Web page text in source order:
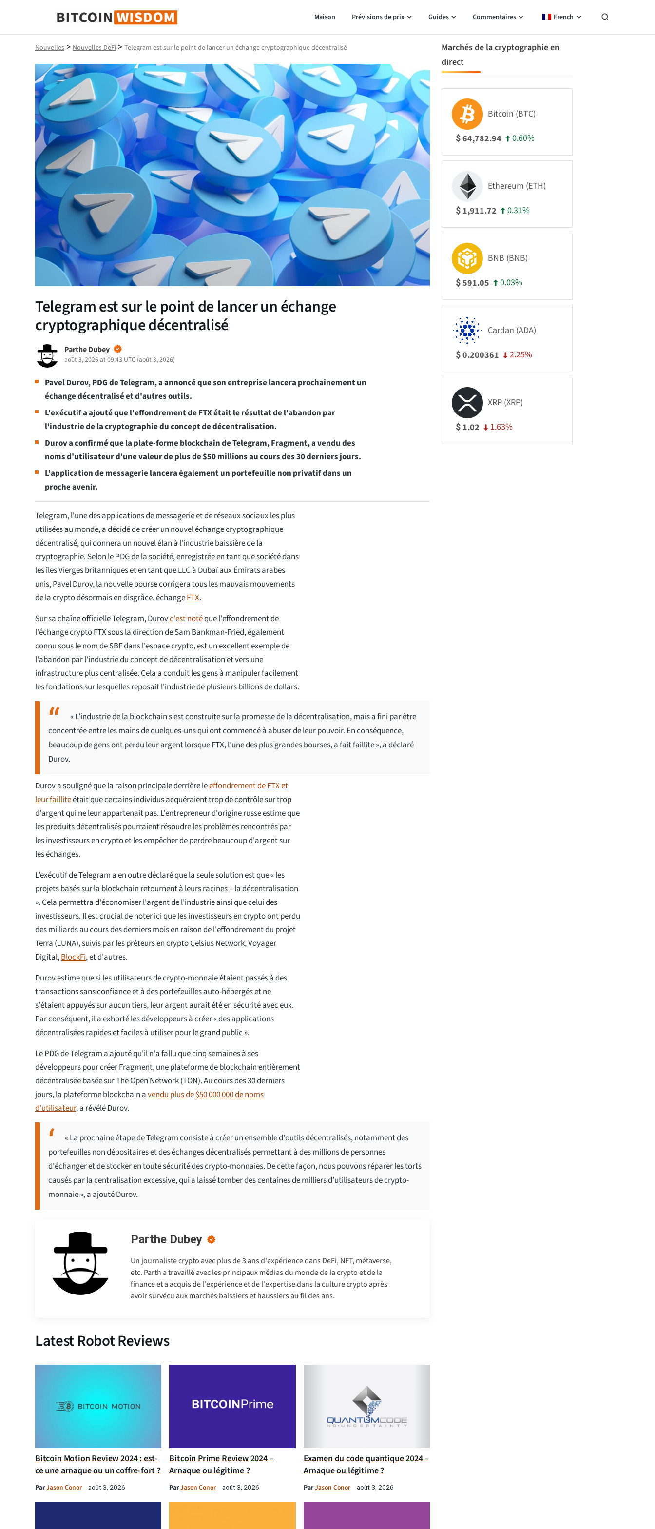
Bitcoin Sagesse
Maison Prévisions de prix Guides Commentaires French
Nouvelles > Nouvelles DeFi > Telegram est sur le point de lancer un échange cryptographique décentralisé
Telegram est sur le point de lancer un échange
cryptographique décentralisé
Parthe Dubey
août 3, 2026 at 09:43 UTC (août 3, 2026)
Pavel Durov, PDG de Telegram, a annoncé que son entreprise lancera prochainement un
échange décentralisé et d'autres outils.
L'exécutif a ajouté que l'effondrement de FTX était le résultat de l'abandon par
l'industrie de la cryptographie du concept de décentralisation.
Durov a confirmé que la plate-forme blockchain de Telegram, Fragment, a vendu des
noms d'utilisateur d'une valeur de plus de $50 millions au cours des 30 derniers jours.
L'application de messagerie lancera également un portefeuille non privatif dans un
proche avenir.
Telegram, l'une des applications de messagerie et de réseaux sociaux les plus
utilisées au monde, a décidé de créer un nouvel échange cryptographique
décentralisé, qui donnera un nouvel élan à l'industrie baissière de la
cryptographie. Selon le PDG de la société, enregistrée en tant que société dans
les îles Vierges britanniques et en tant que LLC à Dubaï aux Émirats arabes
unis, Pavel Durov, la nouvelle bourse corrigera tous les mauvais mouvements
de la crypto désormais en disgrâce. échangeFTX.
Sur sa chaîne officielle Telegram, Durovc'est notéque l'effondrement de
l'échange crypto FTX sous la direction de Sam Bankman-Fried, également
connu sous le nom de SBF dans l'espace crypto, est un excellent exemple de
l'abandon par l'industrie du concept de décentralisation et vers une
infrastructure plus centralisée. Cela a conduit les gens à manipuler facilement
les fondations sur lesquelles reposait l'industrie de plusieurs billions de dollars.
« L’industrie de la blockchain s’est construite sur la promesse de la décentralisation, mais a fini par être
concentrée entre les mains de quelques-uns qui ont commencé à abuser de leur pouvoir. En conséquence,
beaucoup de gens ont perdu leur argent lorsque FTX, l’une des plus grandes bourses, a fait faillite », a déclaré
Durov.
Durov a souligné que la raison principale derrière leeffondrement de FTX et
leur failliteétait que certains individus acquéraient trop de contrôle sur trop
d'argent qui ne leur appartenait pas. L'entrepreneur d'origine russe estime que
les produits décentralisés pourraient résoudre les problèmes rencontrés par
les investisseurs en crypto et les empêcher de perdre beaucoup d'argent sur
les échanges.
L’exécutif de Telegram a en outre déclaré que la seule solution est que « les
projets basés sur la blockchain retournent à leurs racines – la décentralisation
». Cela permettra d'économiser l'argent de l'industrie ainsi que celui des
investisseurs. Il est crucial de noter ici que les investisseurs en crypto ont perdu
des milliards au cours des derniers mois en raison de l'effondrement du projet
Terra (LUNA), suivis par les prêteurs en crypto Celsius Network, Voyager
Digital,BlockFi, et d'autres.
Durov estime que si les utilisateurs de crypto-monnaie étaient passés à des
transactions sans confiance et à des portefeuilles auto-hébergés et ne
s'étaient appuyés sur aucun tiers, leur argent aurait été en sécurité avec eux.
Par conséquent, il a exhorté les développeurs à créer « des applications
décentralisées rapides et faciles à utiliser pour le grand public ».
Le PDG de Telegram a ajouté qu'il n'a fallu que cinq semaines à ses
développeurs pour créer Fragment, une plateforme de blockchain entièrement
décentralisée basée sur The Open Network (TON). Au cours des 30 derniers
jours, la plateforme blockchain avendu plus de $50 000 000 de noms
d'utilisateur, a révélé Durov.
« La prochaine étape de Telegram consiste à créer un ensemble d'outils décentralisés, notamment des
portefeuilles non dépositaires et des échanges décentralisés permettant à des millions de personnes
d'échanger et de stocker en toute sécurité des crypto-monnaies. De cette façon, nous pouvons réparer les torts
causés par la centralisation excessive, qui a laissé tomber des centaines de milliers d’utilisateurs de crypto-
monnaie », a ajouté Durov.
Parthe Dubey
Un journaliste crypto avec plus de 3 ans d'expérience dans DeFi, NFT, métaverse,
etc. Parth a travaillé avec les principaux médias du monde de la crypto et de la
finance et a acquis de l'expérience et de l'expertise dans la culture crypto après
avoir survécu aux marchés baissiers et haussiers au fil des ans.
Latest Robot Reviews
Bitcoin Motion Review 2024 : est-
ce une arnaque ou un coffre-fort ?
ParJason Conor août 3, 2026
Bitcoin Prime Review 2024 –
Arnaque ou légitime ?
ParJason Conor août 3, 2026
Examen du code quantique 2024 –
Arnaque ou légitime ?
ParJason Conor août 3, 2026
Marchés de la cryptographie en
direct
Bitcoin (BTC)
$64,782.94 0.60%
Ethereum (ETH)
$ 1,911.72 0.31%
BNB (BNB)
$591.05 0.03%
Cardan (ADA)
$0.200361 2.25%
XRP (XRP)
$ 1.02 1.63%